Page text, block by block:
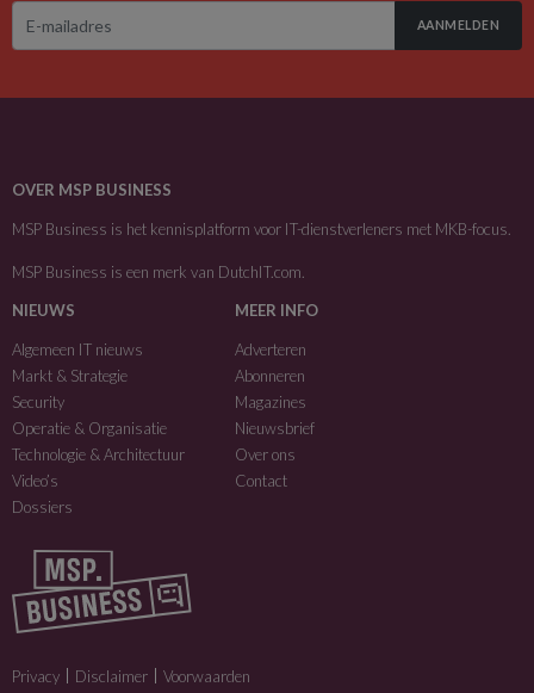
AANMELDEN
OVER MSP BUSINESS
MSP Business is het kennisplatform voor IT-dienstverleners met MKB-focus.
MSP Business is een merk van DutchIT.com
NIEUWS
Algemeen IT nieuws
Markt & Strategie
Security
Operatie & Organisatie
Technologie & Architectuur
Video’s
Dossiers
MEER INFO
Adverteren
Abonneren
Magazines
Nieuwsbrief
Over ons
Contact
Privacy Disclaimer Voorwaarden